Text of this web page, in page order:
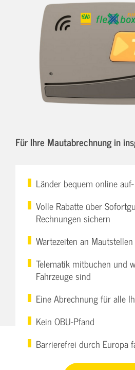
Für Ihre Mautabrechnung in
Länder bequem online
Volle Rabatte über
Rechnungen sichern
Wartezeiten an
Telematik mitbuchen und
Fahrzeuge sind
Eine Abrechnung für alle
Kein OBU-Pfand
Barrierefrei durch Europa